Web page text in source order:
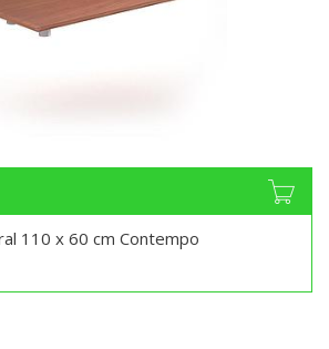
110 x 60 cm Contempo